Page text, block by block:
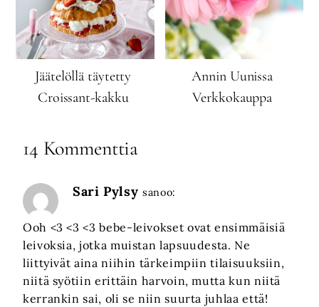
Jäätelöllä täytetty
Croissant-kakku
Annin Uunissa
Verkkokauppa
14 Kommenttia
Sari Pylsy sanoo:
Ooh <3 <3 <3 bebe-leivokset ovat ensimmäisiä
leivoksia, jotka muistan lapsuudesta. Ne
liittyivät aina niihin tärkeimpiin tilaisuuksiin,
niitä syötiin erittäin harvoin, mutta kun niitä
kerrankin sai, oli se niin suurta juhlaa että!